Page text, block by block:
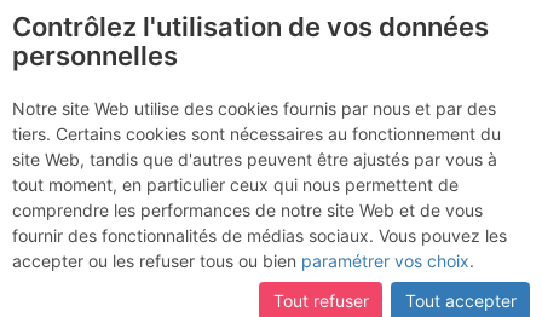
Eggenmandli : Par
Brüsti
Dimanche 19 février 2017
Contrôlez l'utilisation de vos données
personnelles
Notre site Web utilise des cookies fournis par nous et par des
tiers. Certains cookies sont nécessaires au fonctionnement du
site Web, tandis que d'autres peuvent être ajustés par vous à
tout moment, en particulier ceux qui nous permettent de
comprendre les performances de notre site Web et de vous
fournir des fonctionnalités de médias sociaux. Vous pouvez les
accepter ou les refuser tous ou bien paramétrer vos choix.
Tout refuser
Tout accepter